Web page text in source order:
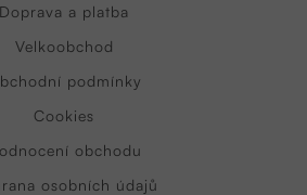
Doprava a platba
Velkoobchod
podmínky
Cookies
obchodu
osobních údajů